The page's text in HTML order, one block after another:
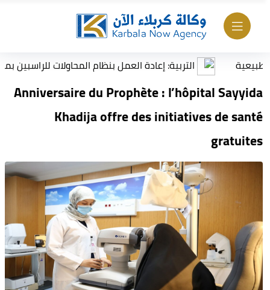
التربية: إعادة العمل بنظام المحاولات للراسبين بمادة أو
Anniversaire du Prophète : l’hôpital Sayyida
Khadija offre des initiatives de santé
gratuites